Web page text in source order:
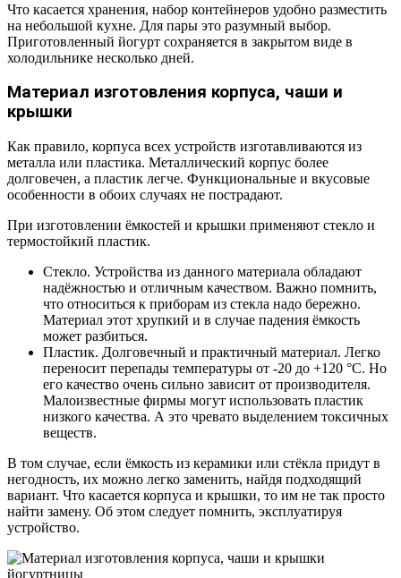
Что касается хранения, набор контейнеров удобно разместить
на небольшой кухне. Для пары это разумный выбор.
Приготовленный йогурт сохраняется в закрытом виде в
холодильнике несколько дней.
Материал изготовления корпуса, чаши и
крышки
Как правило, корпуса всех устройств изготавливаются из
металла или пластика. Металлический корпус более
долговечен, а пластик легче. Функциональные и вкусовые
особенности в обоих случаях не пострадают.
При изготовлении ёмкостей и крышки применяют стекло и
термостойкий пластик.
Стекло. Устройства из данного материала обладают
надёжностью и отличным качеством. Важно помнить,
что относиться к приборам из стекла надо бережно.
Материал этот хрупкий и в случае падения ёмкость
может разбиться.
Пластик. Долговечный и практичный материал. Легко
переносит перепады температуры от -20 до +120 °C. Но
его качество очень сильно зависит от производителя.
Малоизвестные фирмы могут использовать пластик
низкого качества. А это чревато выделением токсичных
веществ.
В том случае, если ёмкость из керамики или стёкла придут в
негодность, их можно легко заменить, найдя подходящий
вариант. Что касается корпуса и крышки, то им не так просто
найти замену. Об этом следует помнить, эксплуатируя
устройство.